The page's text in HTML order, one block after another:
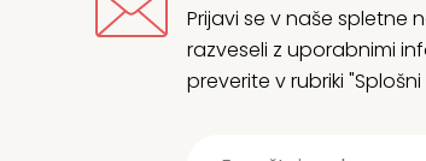
Prijavi se v naše spletne
razveseli z uporabnimi
preverite v rubriki